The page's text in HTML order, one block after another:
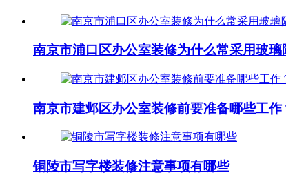
南京市浦口区办公室装修为什么常采用玻璃
南京市建邺区办公室装修前要准备哪些工作
铜陵市写字楼装修注意事项有哪些